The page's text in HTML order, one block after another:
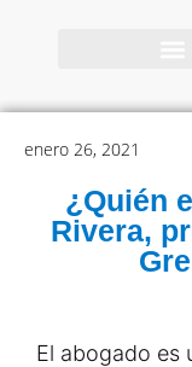
enero 26, 2021
¿Quién
Rivera,
El abogado es